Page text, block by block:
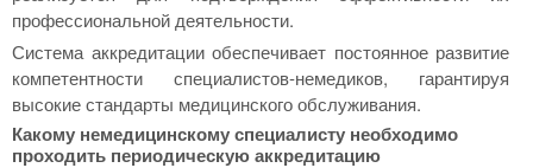
профессиональной деятельности.
Система аккредитации обеспечивает постоянное развитие
компетентности специалистов-немедиков, гарантируя
высокие стандарты медицинского обслуживания.
Какому немедицинскому специалисту необходимо
проходить периодическую аккредитацию